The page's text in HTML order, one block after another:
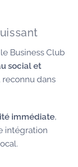
Business Club
social et
reconnu dans
immédiate,
intégration